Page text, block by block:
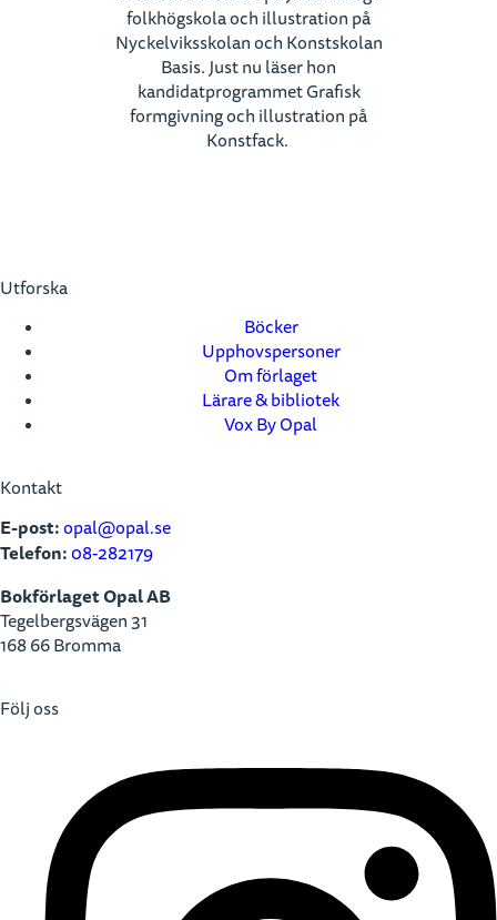
folkhögskola och illustration på
Nyckelviksskolan och Konstskolan
Basis. Just nu läser hon
kandidatprogrammet Grafisk
formgivning och illustration på
Konstfack.
Utforska
Böcker
Upphovspersoner
Om förlaget
Lärare & bibliotek
Vox By Opal
Kontakt
E-post:opal@opal.se
Telefon:08-282179
Bokförlaget Opal AB
Tegelbergsvägen 31
168 66 Bromma
Följ oss